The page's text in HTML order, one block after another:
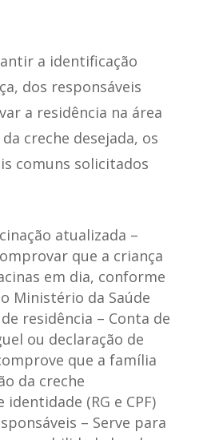
a identificação
dos responsáveis
a residência na área
creche desejada, os
comuns solicitados
atualizada –
que a criança
em dia, conforme
Ministério da Saúde
residência – Conta de
ou declaração de
que a família
da creche
(RG e CPF)
– Serve para